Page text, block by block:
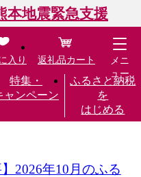
本地震緊急支援
特集・
ャンペーン
ふるさと納税
を
はじめる
入り 返礼品カート
メニ
ュー
】2026年10月のふる